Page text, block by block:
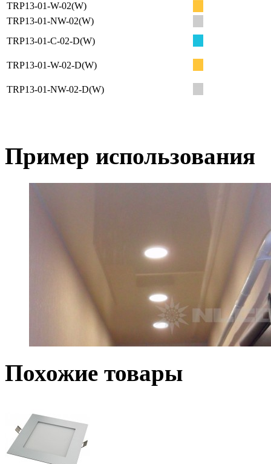
TRP13-01-W-02(W)
TRP13-01-NW-02(W)
TRP13-01-C-02-D(W)
TRP13-01-W-02-D(W)
TRP13-01-NW-02-D(W)
Пример использования
Похожие товары